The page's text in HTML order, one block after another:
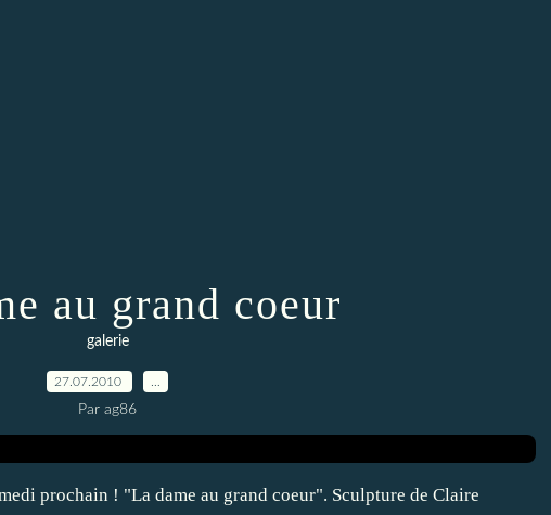
au grand coeur
galerie
27.07.2010
Par ag86
prochain ! "La dame au grand coeur". Sculpture de Claire